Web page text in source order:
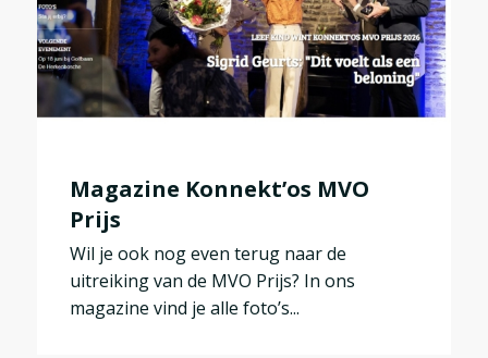
Magazine Konnekt’os MVO
Prijs
Wil je ook nog even terug naar de
uitreiking van de MVO Prijs? In ons
magazine vind je alle foto’s...